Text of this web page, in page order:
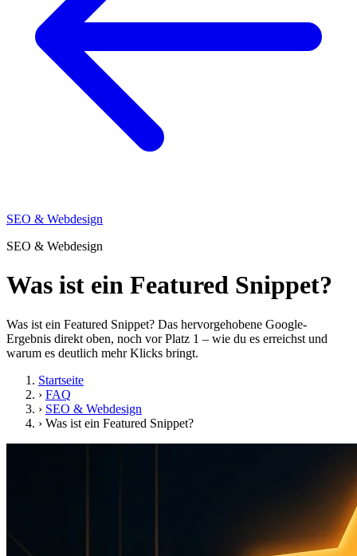
SEO & Webdesign
SEO & Webdesign
Was ist ein Featured Snippet?
Was ist ein Featured Snippet? Das hervorgehobene Google-
Ergebnis direkt oben, noch vor Platz 1 – wie du es erreichst und
warum es deutlich mehr Klicks bringt.
Startseite
› FAQ
› SEO & Webdesign
› Was ist ein Featured Snippet?